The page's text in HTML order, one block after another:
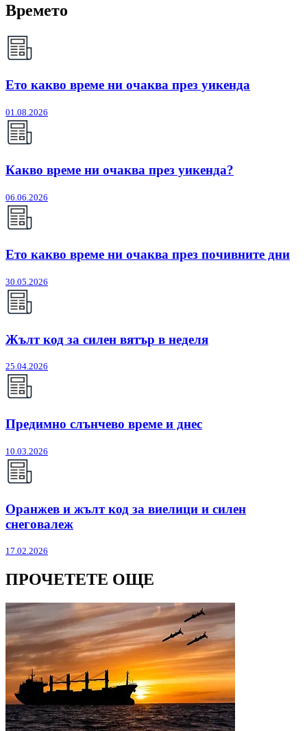
Времето
Ето какво време ни очаква през уикенда
01.08.2026
Какво време ни очаква през уикенда?
06.06.2026
Ето какво време ни очаква през почивните дни
30.05.2026
Жълт код за силен вятър в неделя
25.04.2026
Предимно слънчево време и днес
10.03.2026
Оранжев и жълт код за виелици и силен
снеговалеж
17.02.2026
ПРОЧЕТЕТЕ ОЩЕ